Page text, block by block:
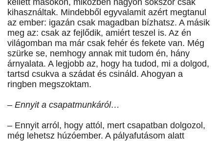
kellett másokon, miközben nagyon sokszor csak
kihasználtak. Mindebből egyvalamit azért megtanul
az ember: igazán csak magadban bízhatsz. A másik
meg az: csak az fejlődik, amiért teszel is. Az én
világomban ma már csak fehér és fekete van. Még
szürke se, nemhogy annak mit tudom én, hány
árnyalata. A legjobb az, hogy ha tudod, mi a dolgod,
tartsd csukva a szádat és csináld. Ahogyan a
ringben megszoktam.
– Ennyit a csapatmunkáról…
– Ennyit arról, hogy attól, mert csapatban dolgozol,
még lehetsz húzóember. A pályafutásom alatt